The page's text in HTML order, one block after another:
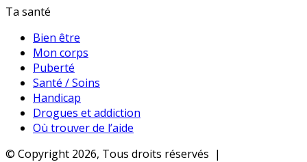
Ta santé
Bien être
Mon corps
Puberté
Santé / Soins
Handicap
Drogues et addiction
Où trouver de l’aide
© Copyright 2026, Tous droits réservés |